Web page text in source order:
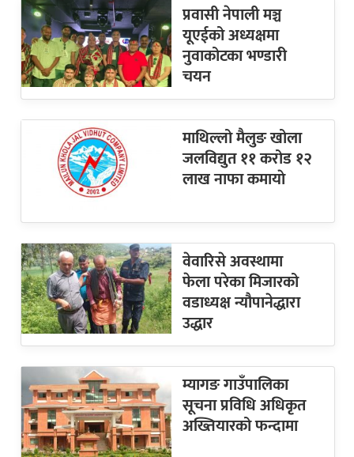
प्रवासी नेपाली मञ्च
यूएईको अध्यक्षमा
नुवाकोटका भण्डारी
चयन
माथिल्लो मैलुङ खोला
जलविद्युत ११ करोड १२
लाख नाफा कमायाे
वेवारिसे अवस्थामा
फेला परेका मिजारको
वडाध्यक्ष न्यौपानेद्धारा
उद्धार
म्यागङ गाउँपालिका
सूचना प्रविधि अधिकृत
अख्तियारको फन्दामा